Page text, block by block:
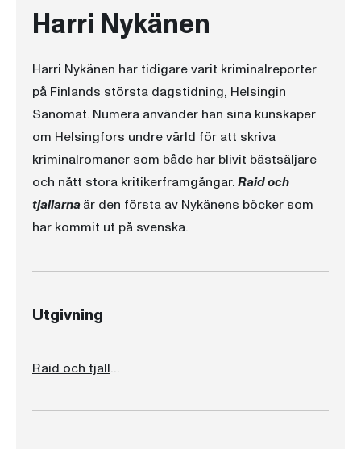
Harri Nykänen
Harri Nykänen har tidigare varit kriminalreporter
på Finlands största dagstidning, Helsingin
Sanomat. Numera använder han sina kunskaper
om Helsingfors undre värld för att skriva
kriminalromaner som både har blivit bästsäljare
och nått stora kritikerframgångar.Raid och
tjallarnaär den första av Nykänens böcker som
har kommit ut på svenska.
Utgivning
Raid och tjallarna